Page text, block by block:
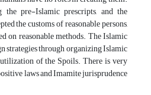
pre-Islamic prescripts, and the
the customs of reasonable persons,
on reasonable methods. The Islamic
strategies through organizing Islamic
of the Spoils. There is very
laws and Imamite jurisprudence